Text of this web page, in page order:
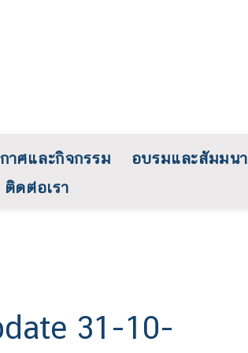
าศและกิจกรรม อบรมและสัมมนา
ติดต่อเรา
31-10-